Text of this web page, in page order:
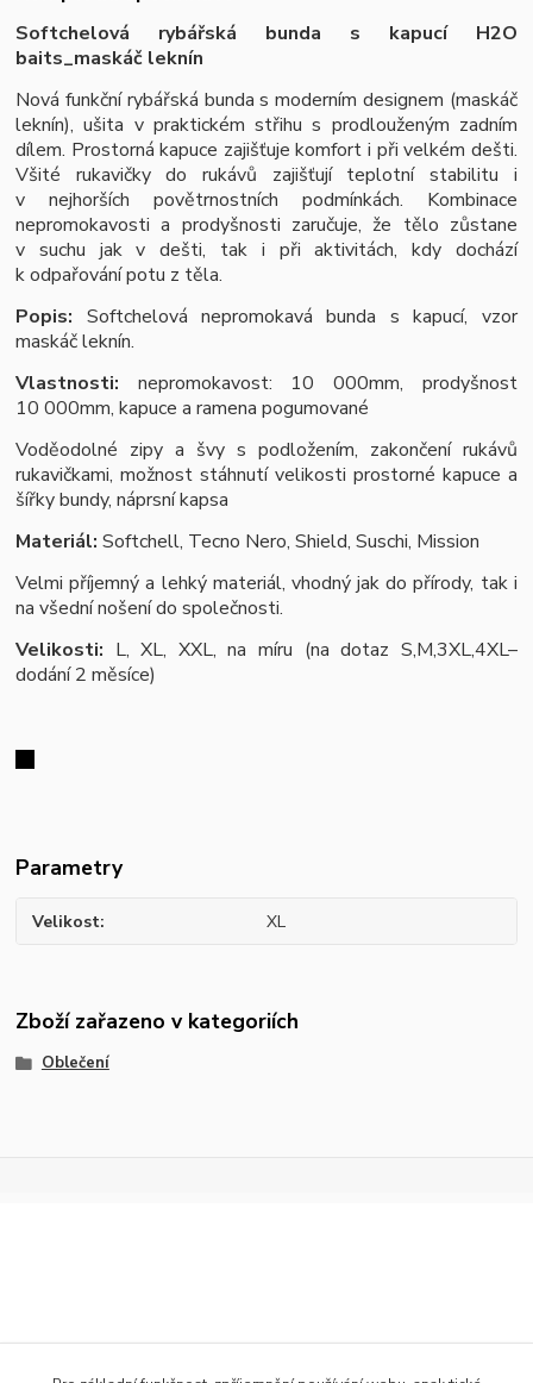
Softchelová rybářská bunda s kapucí H2O
baits_maskáč leknín
Nová funkční rybářská bunda s moderním designem (maskáč
leknín), ušita v praktickém střihu s prodlouženým zadním
dílem. Prostorná kapuce zajišťuje komfort i při velkém dešti.
Všité rukavičky do rukávů zajišťují teplotní stabilitu i
v nejhorších povětrnostních podmínkách. Kombinace
nepromokavosti a prodyšnosti zaručuje, že tělo zůstane
v suchu jak v dešti, tak i při aktivitách, kdy dochází
k odpařování potu z těla.
Popis: Softchelová nepromokavá bunda s kapucí, vzor
maskáč leknín.
Vlastnosti: nepromokavost: 10 000mm, prodyšnost
10 000mm, kapuce a ramena pogumované
Voděodolné zipy a švy s podložením, zakončení rukávů
rukavičkami, možnost stáhnutí velikosti prostorné kapuce a
šířky bundy, náprsní kapsa
Materiál: Softchell, Tecno Nero, Shield, Suschi, Mission
Velmi příjemný a lehký materiál, vhodný jak do přírody, tak i
na všední nošení do společnosti.
Velikosti: L, XL, XXL, na míru (na dotaz S,M,3XL,4XL–
dodání 2 měsíce)
Parametry
Velikost XL
Zboží zařazeno v kategoriích
Oblečení